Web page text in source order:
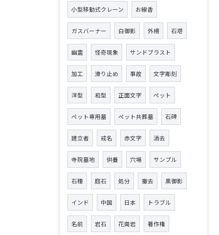
小型移動式クレーン お線香
ガスバーナー 白御影 外柵 石塔
幽霊 怪奇現象 サンドブラスト
加工 滑り止め 事故 文字彫刻
洋型 和型 正面文字 ペット
ペット専用墓 ペット共葬墓 石碑
建立者 戒名 赤文字 消去
寺院墓地 供養 穴場 サンプル
石種 庭石 処分 撤去 黒御影
インド 中国 日本 トラブル
名前 岩石 花崗岩 著作権